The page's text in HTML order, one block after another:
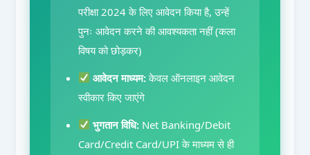
परीक्षा 2024 के लिए आवेदन किया है, उन्हें
पुनः आवेदन करने की आवश्यकता नहीं (कला
विषय को छोड़कर)
आवेदन माध्यम:केवल ऑनलाइन आवेदन
स्वीकार किए जाएंगे
भुगतान विधि:Net Banking/Debit
Card/Credit Card/UPI के माध्यम से ही